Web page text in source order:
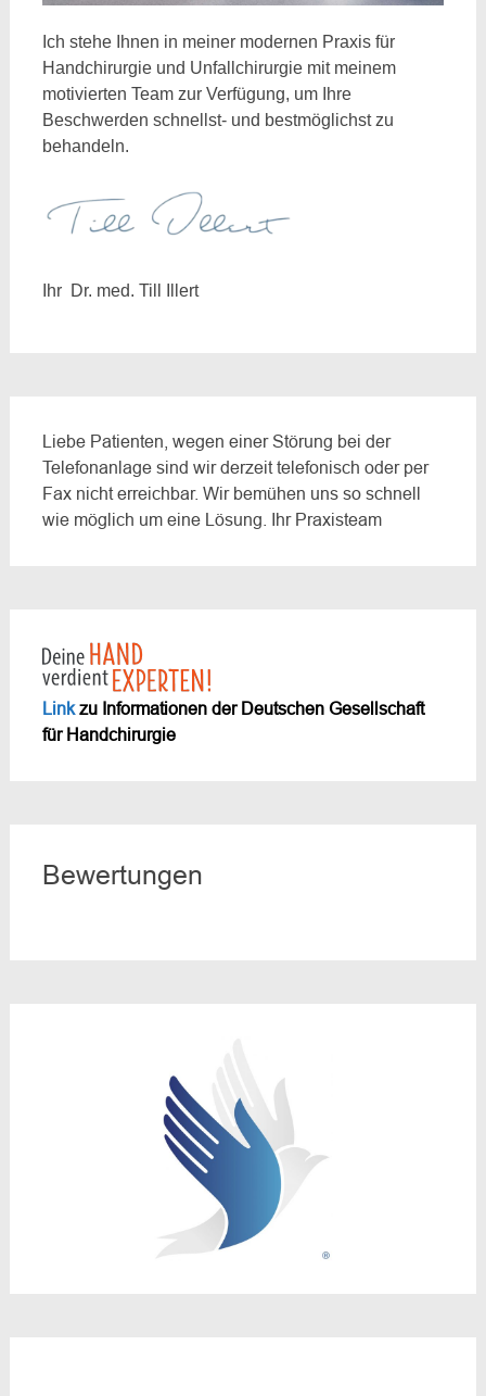
Ich stehe Ihnen in meiner modernen Praxis für
Handchirurgie und Unfallchirurgie mit meinem
motivierten Team zur Verfügung, um Ihre
Beschwerden schnellst- und bestmöglichst zu
behandeln.
Ihr Dr. med. Till Illert
Liebe Patienten, wegen einer Störung bei der
Telefonanlage sind wir derzeit telefonisch oder per
Fax nicht erreichbar. Wir bemühen uns so schnell
wie möglich um eine Lösung. Ihr Praxisteam
Linkzu Informationen der Deutschen Gesellschaft
für Handchirurgie
Bewertungen